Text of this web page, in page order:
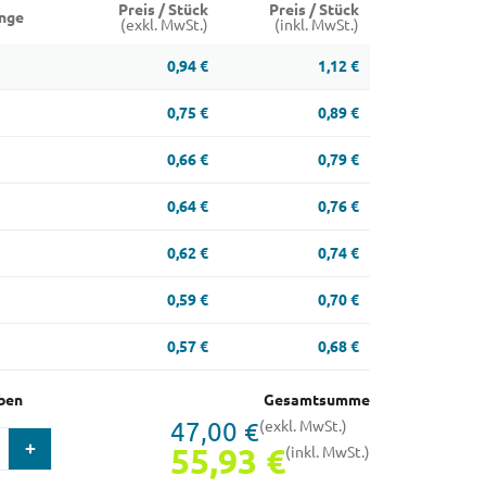
Preis / Stück
(exkl. MwSt.)
Preis / Stück
(inkl. MwSt.)
0,94 € 1,12 €
0,75 € 0,89 €
0,66 € 0,79 €
0,64 € 0,76 €
0,62 € 0,74 €
0,59 € 0,70 €
0,57 € 0,68 €
Gesamtsumme
47,00 €(exkl. MwSt.)
55,93 €(inkl. MwSt.)